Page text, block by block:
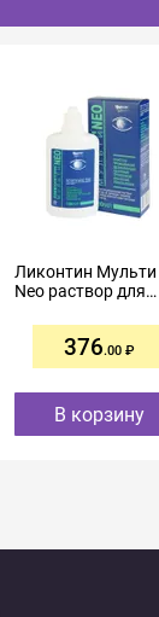
Ликонтин Мульти
Neo раствор для
120мл
376.00
В корзину